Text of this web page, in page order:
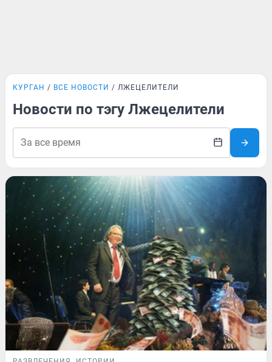
КУРГАН ВСЕ НОВОСТИ ЛЖЕЦЕЛИТЕЛИ
Новости по тэгу Лжецелители